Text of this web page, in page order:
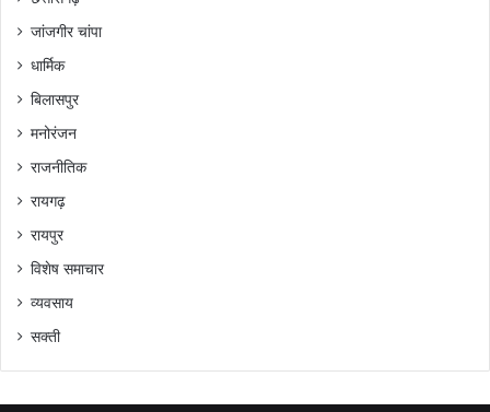
जांजगीर चांपा
धार्मिक
बिलासपुर
मनोरंजन
राजनीतिक
रायगढ़
रायपुर
विशेष समाचार
व्यवसाय
सक्ती